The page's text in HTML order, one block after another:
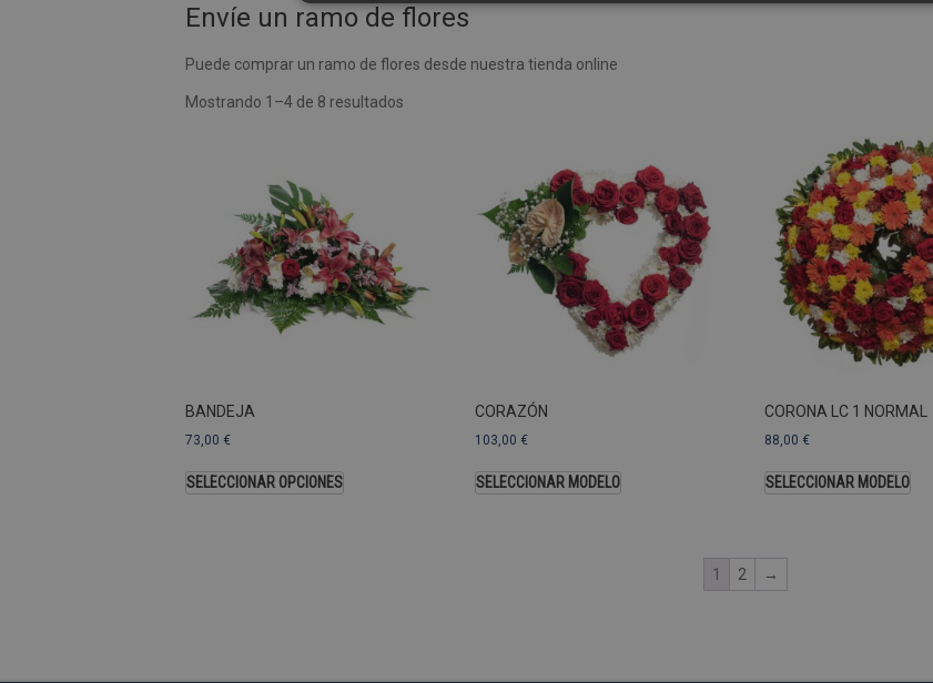
Envíe un ramo de flores
Puede comprar un ramo de flores desde nuestra tienda online
Mostrando 1–4 de 8 resultados
BANDEJA
73,00 €
SELECCIONAR OPCIONES
CORAZÓN
103,00 €
SELECCIONAR MODELO
CORONA LC 1 NORMAL
88,00 €
SELECCIONAR MODELO
1 2 →
Las cookies de rendimiento se utilizan para ver cómo los visitantes usan el sitio web, por ejemplo.
usar para identificar directamente a cierto visitante.
Este nombre de cookie está asociado con
una actualización significativa del
Esta cookie se utiliza para distinguir
generado aleatoriamente como
solicitud de página de un sitio y se utiliza
sesiones y campañas para los informes
predeterminada, caduca después de 2
web pueden personalizarlo.
Dominio